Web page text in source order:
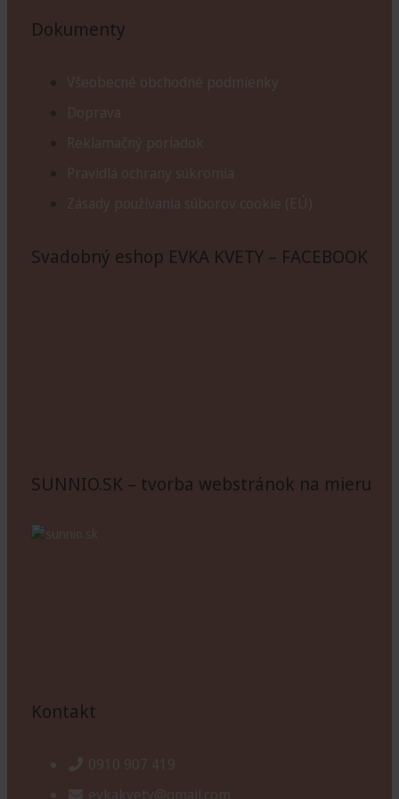
Dokumenty
Svadobný eshop EVKA KVETY – FACEBOOK
SUNNIO.SK – tvorba webstránok na mieru
Kontakt